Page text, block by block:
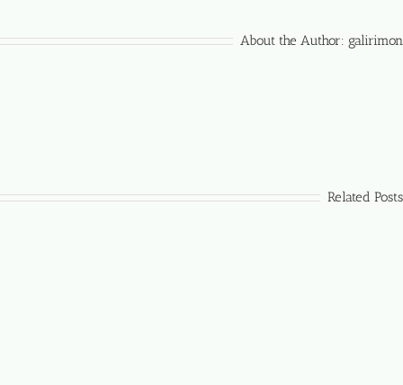
About the Author: galirimon
Related Posts